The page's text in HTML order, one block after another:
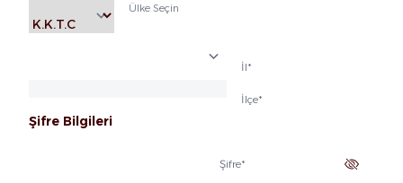
Ülke Seçin
İl*
İlçe*
Şifre Bilgileri
Şifre*